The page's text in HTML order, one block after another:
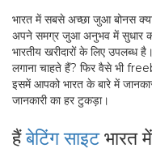
भारत में सबसे अच्छा जुआ बोनस क्या
अपने समग्र जुआ अनुभव में सुधार
भारतीय खरीदारों के लिए उपलब्ध
लगाना चाहते हैं? फिर वैसे भी
इसमें आपको भारत के बारे में
जानकारी का हर टुकड़ा।
हैंबेटिंग साइटभारत